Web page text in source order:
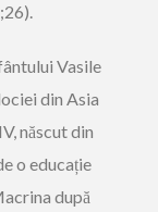
Vasile
din Asia
născut din
o educație
după